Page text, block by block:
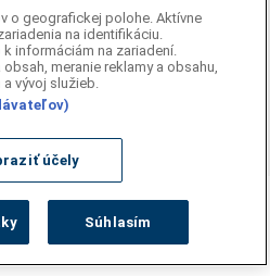
Times Slovensko
Publikovanie alebo ďalšie šírenie
zo zdrojov TASR je bez
súhlasu TASR porušením
zákona.
o geografickej polohe. Aktívne
na identifikáciu.
informáciám na zariadení.
meranie reklamy a obsahu,
vývoj služieb.
účely
Súhlasím